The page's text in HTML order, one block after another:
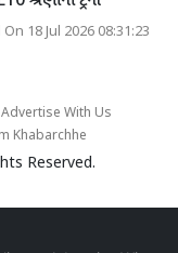
18 Jul 2026 08:31:23
Advertise With Us
Khabarchhe
Reserved.